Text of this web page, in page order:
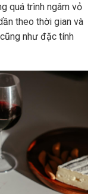
quá trình ngâm vỏ
theo thời gian và
như đặc tính